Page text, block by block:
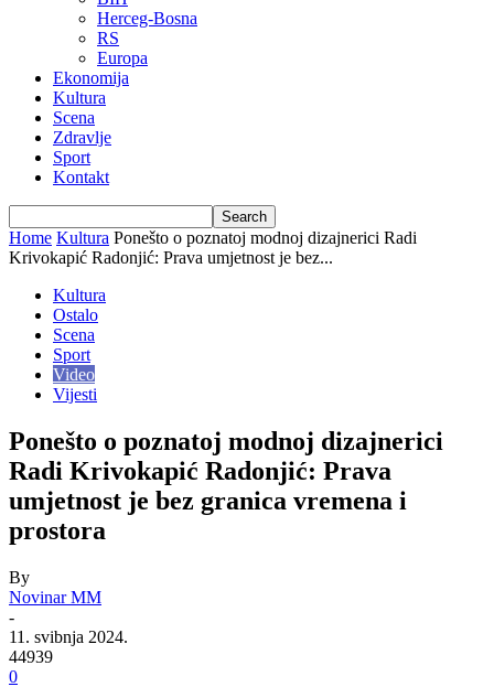
Herceg-Bosna
RS
Europa
Ekonomija
Kultura
Scena
Zdravlje
Sport
Kontakt
Home Kultura Ponešto o poznatoj modnoj dizajnerici Radi
Krivokapić Radonjić: Prava umjetnost je bez...
Kultura
Ostalo
Scena
Sport
Video
Vijesti
Ponešto o poznatoj modnoj dizajnerici
Radi Krivokapić Radonjić: Prava
umjetnost je bez granica vremena i
prostora
By
Novinar MM
-
11. svibnja 2024.
44939
0